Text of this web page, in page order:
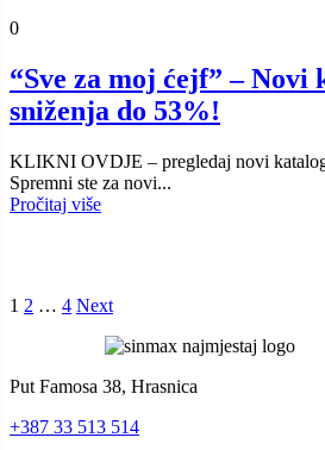
0
“Sve za moj ćejf” – Novi
sniženja do 53%!
KLIKNI OVDJE – pregledaj novi
Spremni ste za novi...
Pročitaj više
1 2 … 4 Next
Put Famosa 38, Hrasnica
+387 33 513 514